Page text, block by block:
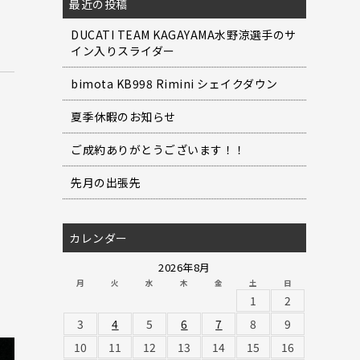
最近の投稿
DUCATI TEAM KAGAYAMA水野涼選手のサ
イン入りスライダー
bimota KB998 Rimini シェイクダウン
夏季休暇のお知らせ
ご成約ありがとうございます！！
先月の出張先
カレンダー
2026年8月
月 火 水 木 金 土 日
1
2
3
4 5 6 7 8
9
10
11 12 13 14 15 16